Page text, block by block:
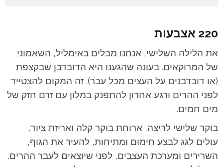
220 אצבעות
את הלילה השלישי, אנחנו מבלים באימליל, השאמוני
של המרוקאים. בעונה שהגענו היא הדובדבן שבקצפת
(או דובדבנים על העצים מכל עבר). זה המקום להצטייד
לפני ההרים ורגע אחרון להתפנק במלון עם זרם חזק של
מים חמים.
בוקר שלישי לריצה, ארוחת בוקר קלה ואריזת ציוד.
עולים לגג לבצע חימום ומתיחות, להעיר את הגוף,
השרירים ומערכת העצבים, לפני שיוצאים לעבר ההרים.